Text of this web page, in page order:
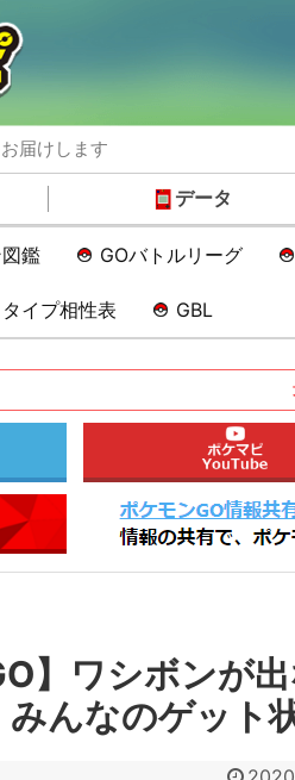
届けします
データ
鑑 GOバトルリーグ
タイプ相性表 GBL
】ワシボンが
みんなのゲット